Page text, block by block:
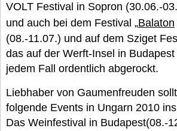
VOLT Festival in Sopron (30.06.-
und auch bei dem Festival „Balaton
(08.-11.07.) und auf dem Sziget
das auf der Werft-Insel in
jedem Fall ordentlich abgerockt.
Liebhaber von Gaumenfreuden
folgende Events in Ungarn 2010
Das Weinfestival in Budapest(08.-